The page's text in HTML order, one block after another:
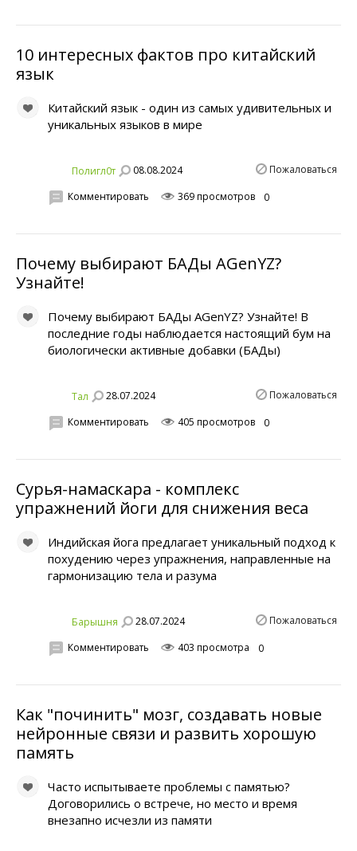
10 интересных фактов про китайский
язык
Китайский язык - один из самых удивительных и
уникальных языков в мире
Полигл0т 08.08.2024 Пожаловаться
Комментировать 369 просмотров 0
Почему выбирают БАДы AGenYZ?
Узнайте!
Почему выбирают БАДы AGenYZ? Узнайте! В
последние годы наблюдается настоящий бум на
биологически активные добавки (БАДы)
Тал 28.07.2024 Пожаловаться
Комментировать 405 просмотров 0
Cурья-намаскара - комплекс
упражнений йоги для снижения веса
Индийская йога предлагает уникальный подход к
похудению через упражнения, направленные на
гармонизацию тела и разума
Бaрышня 28.07.2024 Пожаловаться
Комментировать 403 просмотра 0
Как "починить" мозг, создавать новые
нейронные связи и развить хорошую
память
Часто испытываете проблемы с памятью?
Договорились о встрече, но место и время
внезапно исчезли из памяти